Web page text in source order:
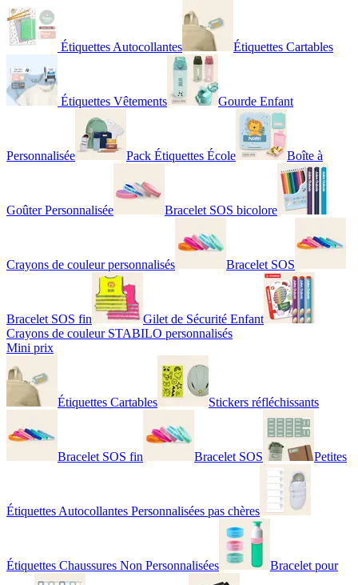
Étiquettes Autocollantes Étiquettes Cartables
Étiquettes Vêtements Gourde Enfant
Personnalisée Pack Étiquettes École Boîte à
Goûter Personnalisée Bracelet SOS bicolore
Crayons de couleur personnalisés Bracelet SOS
Bracelet SOS fin
Gilet de Sécurité Enfant
Crayons de couleur STABILO personnalisés
Mini prix
Étiquettes Cartables Stickers réfléchissants
Bracelet SOS fin Bracelet SOS Petites
Étiquettes Autocollantes Personnalisées pas chères
Étiquettes Chaussures Non Personnalisées Bracelet pour